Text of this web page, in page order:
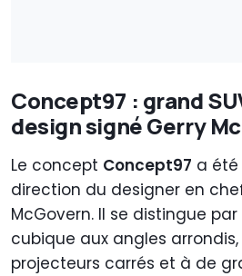
Concept97 : grand
design signé Gerry
Le concept Concept97 a été
direction du designer en
McGovern. Il se distingue
cubique aux angles
projecteurs carrés et à de